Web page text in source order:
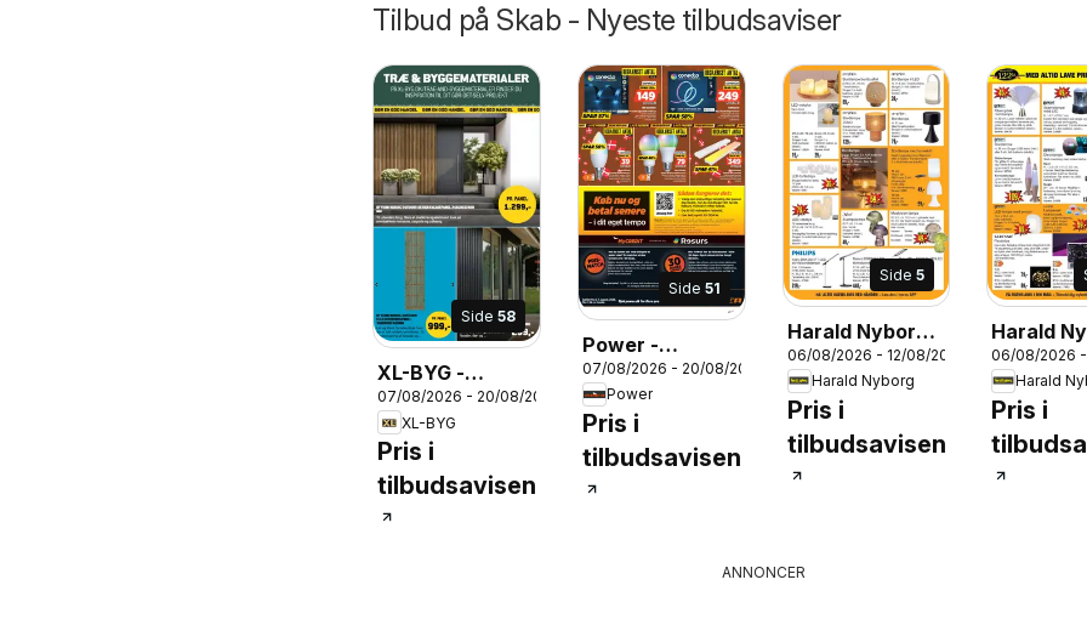
Tilbud på Skab - Nyeste tilbudsaviser
Side 58
XL-BYG -
Tilbudsavis
07/08/2026 - 20/08/2026
XL-BYG
Pris i
tilbudsavisen
Side 51
Power -
Tilbudsfest
07/08/2026 - 20/08/2026
Power
Pris i
tilbudsavisen
Side5
Harald Nyborg -
Tilbudsavis uge
32
06/08/2026 - 12/08/2026
Harald Nyborg
Pris i
tilbudsavisen
Harald
32
06/08/2026 -
Harald
Pris i
ANNONCER